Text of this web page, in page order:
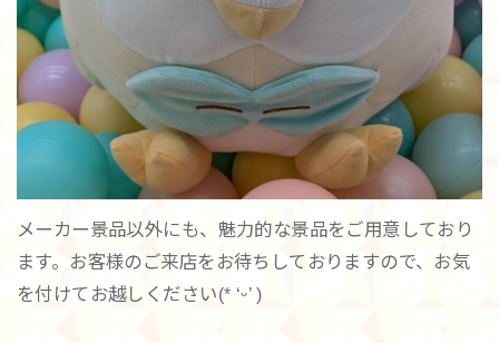
メーカー景品以外にも、魅力的な景品をご用意しており
ます。お客様のご来店をお待ちしておりますので、お気
を付けてお越しください(* ‘ᵕ’ )